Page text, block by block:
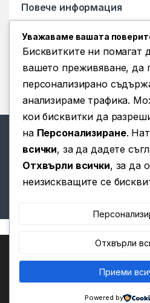
Повече информация
Условия за ползване
Имате въпроси?
ни!
Уважаваме вашата
Бисквитките ни помагат
вашето преживяване, да
персонализирано
анализираме трафика.
кои бисквитки да
на Персонализиране.
всички, за да дадете
Отхвърли всички, за да
неизискващите се
Отхвърли
Приеми
Powered by
Ние използваме бисквитки, за
доброто изживяване на нашия
Можете да научите повече за
използваме или да ги